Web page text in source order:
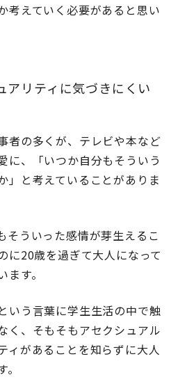
考えていく必要があると思い
リティに気づきにくい
者の多くが、テレビや本など
に、「いつか自分もそういう
」と考えていることがありま
そういった感情が芽生えるこ
に20歳を過ぎて大人になって
す。
いう言葉に学生生活の中で触
く、そもそもアセクシュアル
ィがあることを知らずに大人